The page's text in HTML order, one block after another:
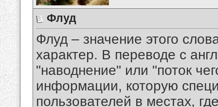
Флуд
Флуд – значение этого
характер. В переводе с
"наводнение" или "поток
информации, которую
пользователей в местах,